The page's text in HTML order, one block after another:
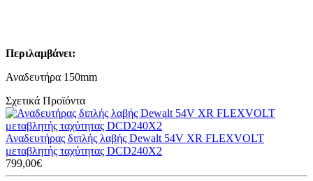
Περιλαμβάνει:
Αναδευτήρα 150mm
Σχετικά Προϊόντα
Αναδευτήρας διπλής λαβής Dewalt 54V XR FLEXVOLT
μεταβλητής ταχύτητας DCD240X2
799,00€